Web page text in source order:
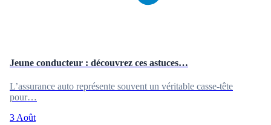
Jeune conducteur : découvrez ces astuces…
L’assurance auto représente souvent un véritable casse-tête
pour…
3 Août